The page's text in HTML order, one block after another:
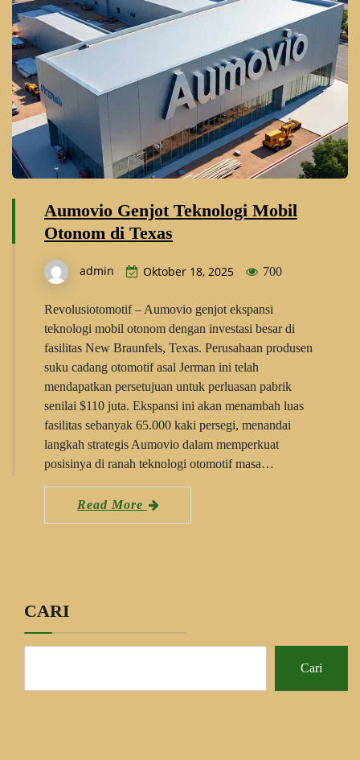
Aumovio Genjot Teknologi Mobil
Otonom di Texas
admin Oktober 18, 2025 700
Revolusiotomotif – Aumovio genjot ekspansi
teknologi mobil otonom dengan investasi besar di
fasilitas New Braunfels, Texas. Perusahaan produsen
suku cadang otomotif asal Jerman ini telah
mendapatkan persetujuan untuk perluasan pabrik
senilai $110 juta. Ekspansi ini akan menambah luas
fasilitas sebanyak 65.000 kaki persegi, menandai
langkah strategis Aumovio dalam memperkuat
posisinya di ranah teknologi otomotif masa…
Read More
CARI
Cari